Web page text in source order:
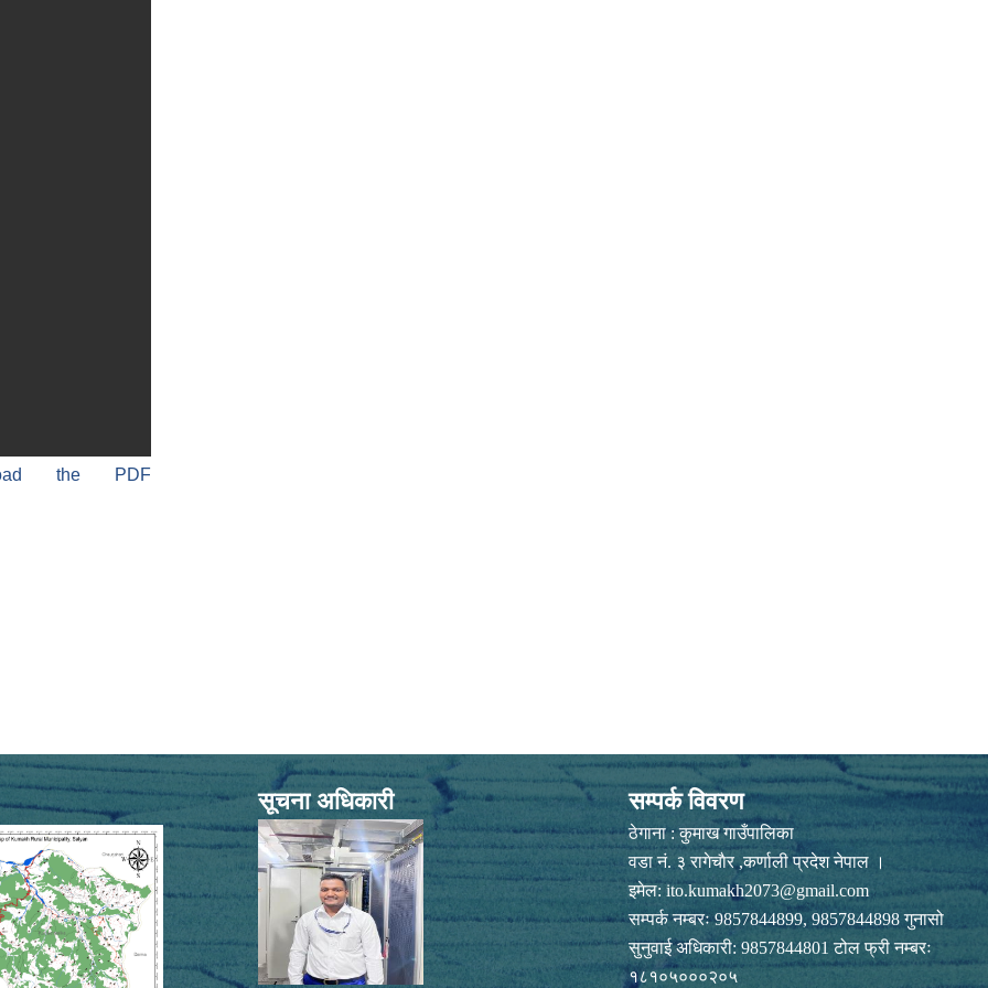
the PDF
सूचना अधिकारी सम्पर्क विवरण
ठेगाना : कुमाख गाउँपालिका
वडा नं. ३ रागेचाैर ,कर्णाली प्रदेश नेपाल ।
इमेल:ito.kumakh2073@gmail.com
सम्पर्क नम्बरः 9857844899, 9857844898 गुनासो
सुनुवाई अधिकारी: 9857844801 टोल फ्री नम्बरः
१८१०५०००२०५